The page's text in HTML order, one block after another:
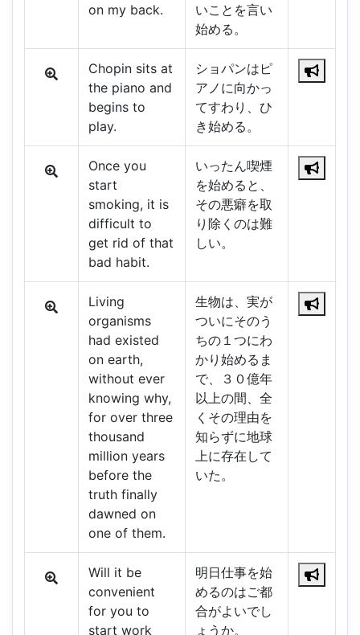
on my back.
いことを言い
始める。
Chopin sits at
the piano and
begins to
play.
ショパンはピ
アノに向かっ
てすわり、ひ
き始める。
Once you
start
smoking, it is
difficult to
get rid of that
bad habit.
いったん喫煙
を始めると、
その悪癖を取
り除くのは難
しい。
Living
organisms
had existed
on earth,
without ever
knowing why,
for over three
thousand
million years
before the
truth finally
dawned on
one of them.
生物は、実が
ついにそのう
ちの１つにわ
かり始めるま
で、３０億年
以上の間、全
くその理由を
知らずに地球
上に存在して
いた。
Will it be
convenient
for you to
start work
明日仕事を始
めるのはご都
合がよいでし
ょうか。